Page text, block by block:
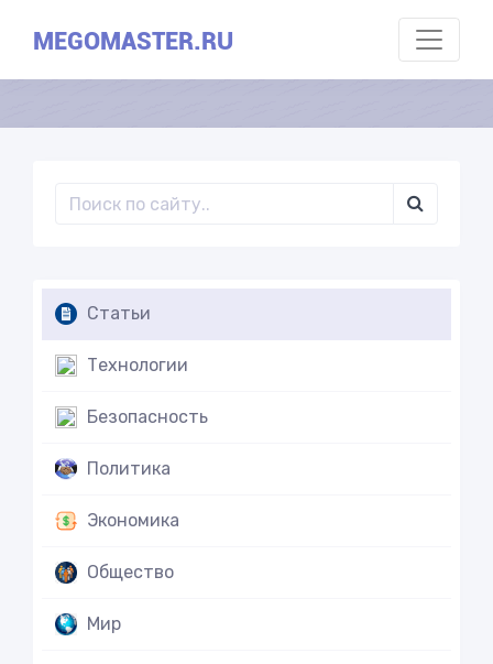
MEGOMASTER.RU
Статьи
Технологии
Безопасность
Политика
Экономика
Общество
Мир